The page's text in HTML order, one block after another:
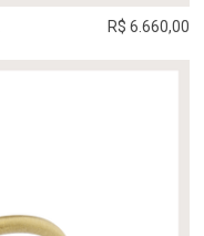
R$ 6.660,00